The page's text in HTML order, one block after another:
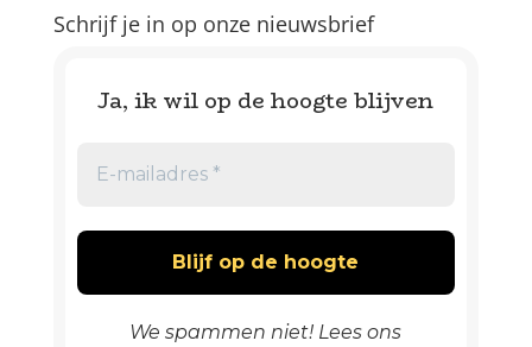
Schrijf je in op onze nieuwsbrief
Ja, ik wil op de hoogte blijven
We spammen niet! Lees ons